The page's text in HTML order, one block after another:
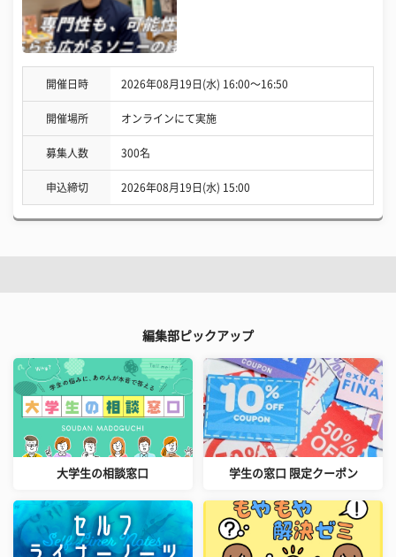
開催日時 2026年08月19日(水) 16:00〜16:50
開催場所 オンラインにて実施
募集人数 300名
申込締切 2026年08月19日(水) 15:00
編集部ピックアップ
大学生の相談窓口 学生の窓口 限定クーポン